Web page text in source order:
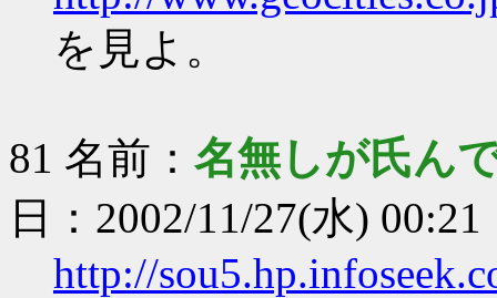
を見よ。
81 名前： 名無しが氏ん
日：2002/11/27(水) 00:21
http://